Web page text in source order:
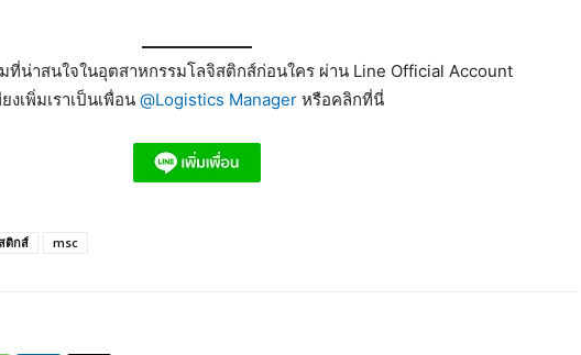
ที่น่าสนใจในอุตสาหกรรมโลจิสติกส์ก่อนใคร ผ่าน Line Official Account
งเพิ่มเราเป็นเพื่อน @Logistics Manager หรือคลิกที่นี่
ติกส์ msc